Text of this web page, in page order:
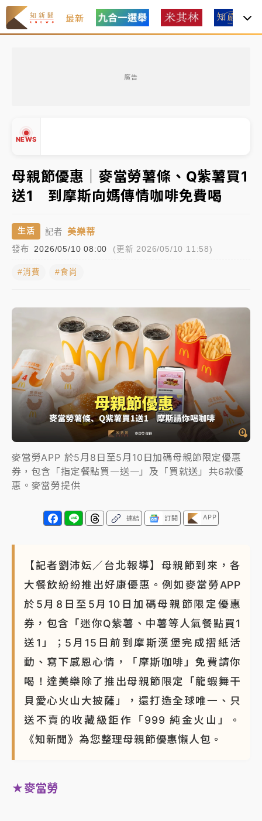
最新
廣告
NEWS
中信慈善基金會想增加董事人數！辜仲諒向法院聲請遭
駁 理由曝光
故宮《龍藏經》特展第2檔！今線上預約開賣一度塞車
周六起展出延長至晚上7時
台東農業處長涉圖利渡假村！東檢抗告成功 今重開羈
父親節泡湯了！中颱白海豚雨彈轟3天 「紅到發紫」降
雨熱區曝
暑假過三周才推「E宿新北打卡趣」！抽獎程序複雜 觀
旅局回應了
中信慈善基金會想增加董事人數！辜仲諒向法院聲請遭
駁 理由曝光
故宮《龍藏經》特展第2檔！今線上預約開賣一度塞車
周六起展出延長至晚上7時
台東農業處長涉圖利渡假村！東檢抗告成功 今重開羈
押庭
父親節泡湯了！中颱白海豚雨彈轟3天 「紅到發紫」降
雨熱區曝
母親節優惠｜麥當勞薯條、Q紫薯買1
送1 到摩斯向媽傳情咖啡免費喝
生活 記者 美樂蒂
發布 2026/05/10 08:00 (更新 2026/05/10 11:58)
#消費 #食尚
麥當勞APP 於5月8日至5月10日加碼母親節限定優惠
券，包含「指定餐點買一送一」及「買就送」共6款優
惠。麥當勞提供
連結 訂閱 APP
【記者劉沛妘／台北報導】母親節到來，各
大餐飲紛紛推出好康優惠。例如麥當勞APP
於5月8日至5月10日加碼母親節限定優惠
券，包含「迷你Q紫薯、中薯等人氣餐點買1
送1」；5月15日前到摩斯漢堡完成摺紙活
動、寫下感恩心情，「摩斯咖啡」免費請你
喝！達美樂除了推出母親節限定「龍蝦舞干
貝愛心火山大披薩」，還打造全球唯一、只
送不賣的收藏級鉅作「999 純金火山」。
《知新聞》為您整理母親節優惠懶人包。
★麥當勞